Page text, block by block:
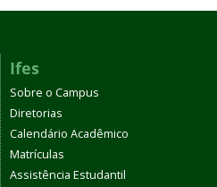
Ifes
Sobre o Campus
Diretorias
Calendário Acadêmico
Matrículas
Assistência Estudantil